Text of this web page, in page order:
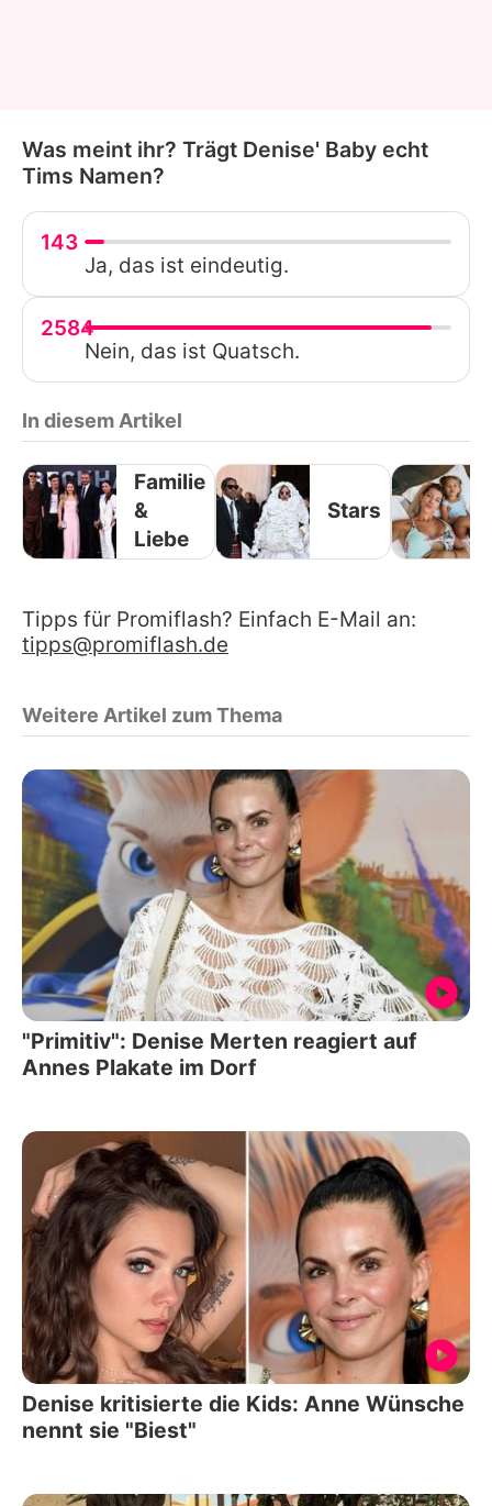
Was meint ihr? Trägt Denise' Baby echt
Tims Namen?
143
Ja, das ist eindeutig.
2584
Nein, das ist Quatsch.
In diesem Artikel
Familie
&
Liebe
Stars
Tipps für Promiflash? Einfach E-Mail an:
tipps@promiflash.de
Weitere Artikel zum Thema
"Primitiv": Denise Merten reagiert auf
Annes Plakate im Dorf
Denise kritisierte die Kids: Anne Wünsche
nennt sie "Biest"